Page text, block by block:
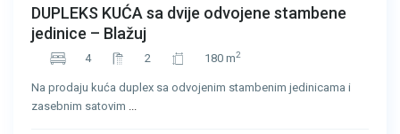
DUPLEKS KUĆA sa dvije odvojene stambene
jedinice – Blažuj
4 2 180 m2
Na prodaju kuća duplex sa odvojenim stambenim jedinicama i
zasebnim satovim ...